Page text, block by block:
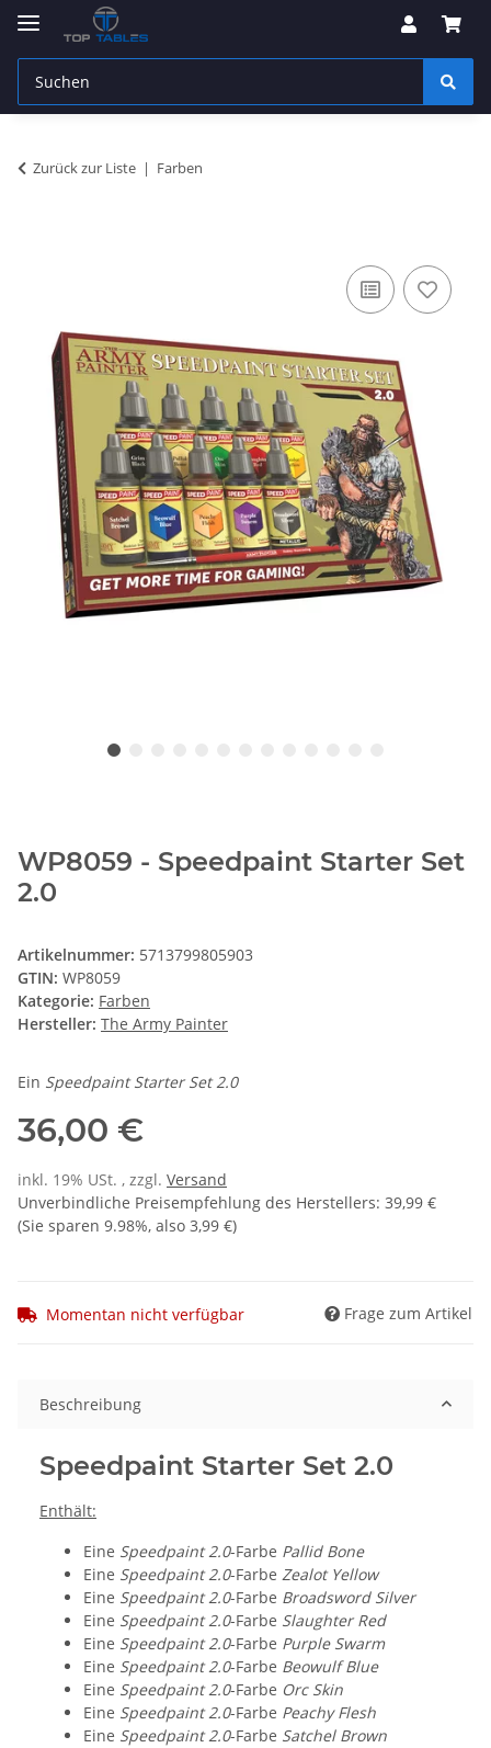
Zurück zur Liste Farben
WP8059 - Speedpaint Starter Set
2.0
Artikelnummer: 5713799805903
GTIN: WP8059
Kategorie: Farben
Hersteller: The Army Painter
Ein Speedpaint Starter Set 2.0
36,00 €
inkl. 19% USt. , zzgl. Versand
Unverbindliche Preisempfehlung des Herstellers: 39,99 €
(Sie sparen 9.98%, also 3,99 €)
Momentan nicht verfügbar Frage zum Artikel
Beschreibung
Speedpaint Starter Set 2.0
Enthält:
Eine Speedpaint 2.0-Farbe Pallid Bone
Eine Speedpaint 2.0-Farbe Zealot Yellow
Eine Speedpaint 2.0-Farbe Broadsword Silver
Eine Speedpaint 2.0-Farbe Slaughter Red
Eine Speedpaint 2.0-Farbe Purple Swarm
Eine Speedpaint 2.0-Farbe Beowulf Blue
Eine Speedpaint 2.0-Farbe Orc Skin
Eine Speedpaint 2.0-Farbe Peachy Flesh
Eine Speedpaint 2.0-Farbe Satchel Brown